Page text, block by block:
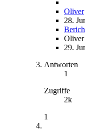
Oliver
28.
Oliver
29.
Antworten
1
Zugriffe
2k
1